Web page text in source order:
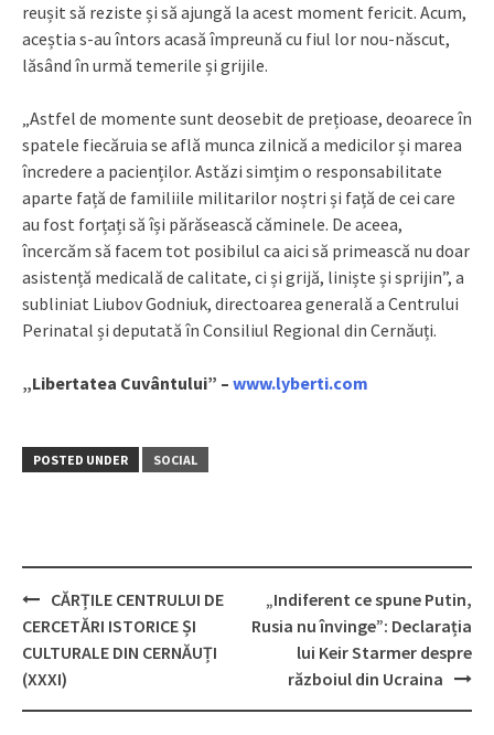
reușit să reziste și să ajungă la acest moment fericit. Acum,
aceștia s-au întors acasă împreună cu fiul lor nou-născut,
lăsând în urmă temerile și grijile.
„Astfel de momente sunt deosebit de prețioase, deoarece în
spatele fiecăruia se află munca zilnică a medicilor și marea
încredere a pacienților. Astăzi simțim o responsabilitate
aparte față de familiile militarilor noștri și față de cei care
au fost forțați să își părăsească căminele. De aceea,
încercăm să facem tot posibilul ca aici să primească nu doar
asistență medicală de calitate, ci și grijă, liniște și sprijin”, a
subliniat Liubov Godniuk, directoarea generală a Centrului
Perinatal și deputată în Consiliul Regional din Cernăuți.
„Libertatea Cuvântului” – www.lyberti.com
POSTED UNDER SOCIAL
Post
navigation
CĂRȚILE CENTRULUI DE
CERCETĂRI ISTORICE ȘI
CULTURALE DIN CERNĂUȚI
(XXXI)
„Indiferent ce spune Putin,
Rusia nu învinge”: Declarația
lui Keir Starmer despre
războiul din Ucraina